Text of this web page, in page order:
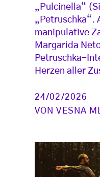
„Pulcinella“
„Petruschka“.
manipulative
Margarida
Petruschka-
Herzen aller
24/02/2026
VONVESNA